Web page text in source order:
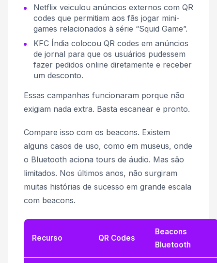
Netflix veiculou anúncios externos com QR
codes que permitiam aos fãs jogar mini-
games relacionados à série “Squid Game”.
KFC Índia colocou QR codes em anúncios
de jornal para que os usuários pudessem
fazer pedidos online diretamente e receber
um desconto.
Essas campanhas funcionaram porque não
exigiam nada extra. Basta escanear e pronto.
Compare isso com os beacons. Existem
alguns casos de uso, como em museus, onde
o Bluetooth aciona tours de áudio. Mas são
limitados. Nos últimos anos, não surgiram
muitas histórias de sucesso em grande escala
com beacons.
Recurso QR Codes
Beacons
Bluetooth